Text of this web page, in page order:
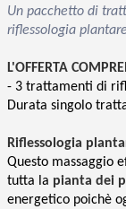
Un pacchetto di
riflessologia
L'OFFERTA
- 3 trattamenti di
Durata singolo
Riflessologia
Questo massaggio
tutta la pianta dei
energetico poichè